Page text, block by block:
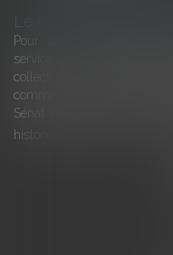
Le joug léger des
Pour une gestion
service du
collectivités Le
comme une charge. Le
Sénat a consacré, en
historiques invite à y voir